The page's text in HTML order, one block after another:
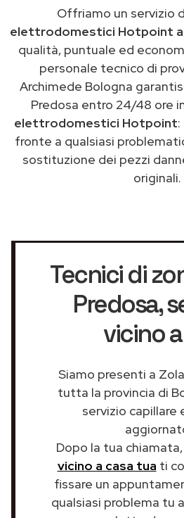
Offriamo un servizio
elettrodomestici Hotpoint a
qualità, puntuale ed
personale tecnico di
Archimede Bologna
Predosa entro 24/48 ore
elettrodomestici Hotpoint
fronte a qualsiasi
sostituzione dei pezzi
originali.
Tecnici di
Predosa,
vicino
Siamo presenti a
tutta la provincia di
servizio capillare
Dopo la tua chiamata,
vicino a casa tua ti
fissare un
qualsiasi problema tu